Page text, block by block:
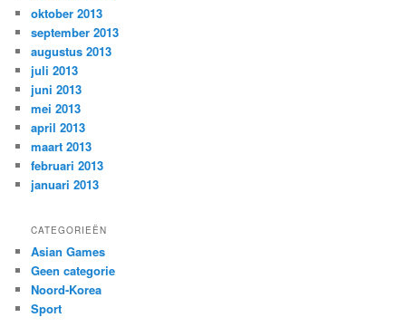
oktober 2013
september 2013
augustus 2013
juli 2013
juni 2013
mei 2013
april 2013
maart 2013
februari 2013
januari 2013
CATEGORIEËN
Asian Games
Geen categorie
Noord-Korea
Sport